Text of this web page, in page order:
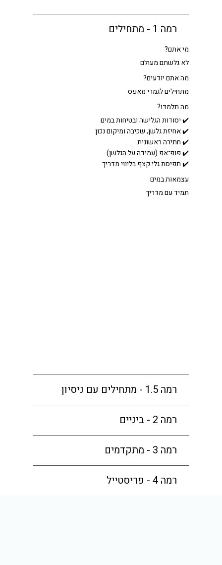
רמה 1 - מתחילים
מי אתם?
לא גלשתם מעולם
מה אתם יודעים?
מתחילים לגמרי מאפס
מה תלמדו?
✔️ יסודות הגלישה ובטיחות במים
✔️ אחיזת גלשן, שכיבה ומיקום נכון
✔️ חתירה ראשונית
✔️ פופ־אפ (עמידה על הגלשן)
✔️ תפיסת גלי קצף בליווי מדריך
עצמאות במים
תמיד עם מדריך
רמה 1.5 - מתחילים עם ניסיון
רמה 2 - ביניים
רמה 3 - מתקדמים
רמה 4 - פריסטייל